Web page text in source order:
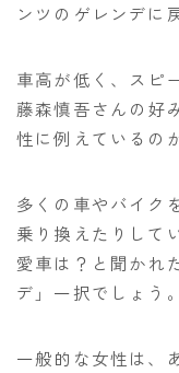
ンツのゲレンデに
車高が低く、スピ
藤森慎吾さんの好
性に例えているの
多くの車やバイク
乗り換えたりして
愛車は？と聞かれ
デ」一択でしょう。
一般的な女性は、